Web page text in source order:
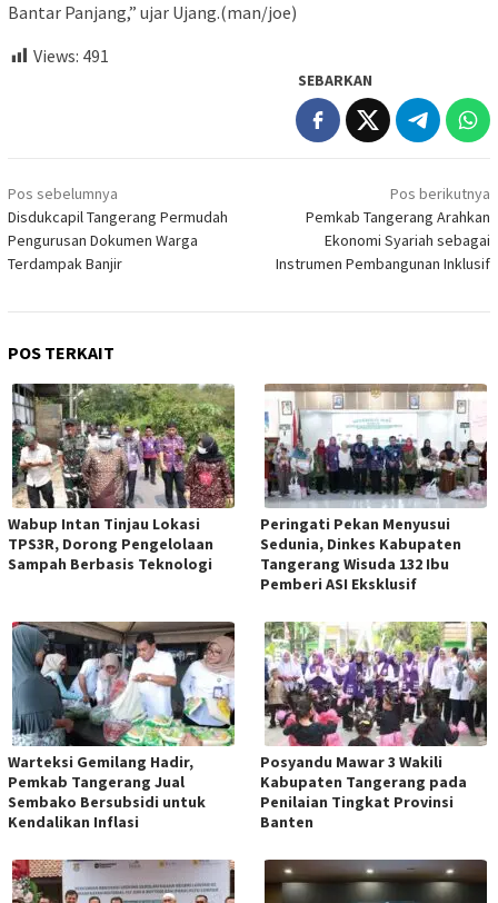
Bantar Panjang,” ujar Ujang.(man/joe)
Views: 491
SEBARKAN
Navigasi
pos
Pos sebelumnya
Disdukcapil Tangerang Permudah
Pengurusan Dokumen Warga
Terdampak Banjir
Pos berikutnya
Pemkab Tangerang Arahkan
Ekonomi Syariah sebagai
Instrumen Pembangunan Inklusif
POS TERKAIT
Wabup Intan Tinjau Lokasi
TPS3R, Dorong Pengelolaan
Sampah Berbasis Teknologi
Peringati Pekan Menyusui
Sedunia, Dinkes Kabupaten
Tangerang Wisuda 132 Ibu
Pemberi ASI Eksklusif
Warteksi Gemilang Hadir,
Pemkab Tangerang Jual
Sembako Bersubsidi untuk
Kendalikan Inflasi
Posyandu Mawar 3 Wakili
Kabupaten Tangerang pada
Penilaian Tingkat Provinsi
Banten